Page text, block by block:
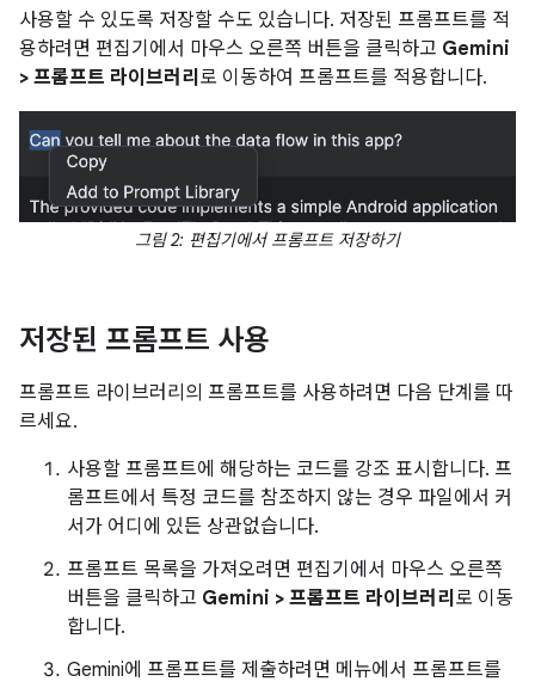
사용할 수 있도록 저장할 수도 있습니다. 저장된 프롬프트를 적
용하려면 편집기에서 마우스 오른쪽 버튼을 클릭하고 Gemini
> 프롬프트 라이브러리 로 이동하여 프롬프트를 적용합니다.
그림 2: 편집기에서 프롬프트 저장하기
저장된 프롬프트 사용
프롬프트 라이브러리의 프롬프트를 사용하려면 다음 단계를 따
르세요.
사용할 프롬프트에 해당하는 코드를 강조 표시합니다. 프
롬프트에서 특정 코드를 참조하지 않는 경우 파일에서 커
서가 어디에 있든 상관없습니다.
프롬프트 목록을 가져오려면 편집기에서 마우스 오른쪽
버튼을 클릭하고 Gemini > 프롬프트 라이브러리 로 이동
합니다.
Gemini에 프롬프트를 제출하려면 메뉴에서 프롬프트를